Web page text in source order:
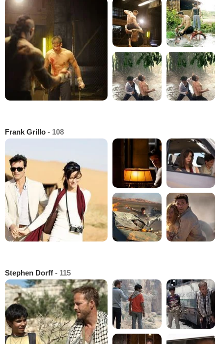
Frank Grillo - 108
Stephen Dorff - 115